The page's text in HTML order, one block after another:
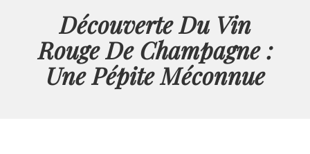
Découverte Du Vin
Rouge De Champagne :
Une Pépite Méconnue